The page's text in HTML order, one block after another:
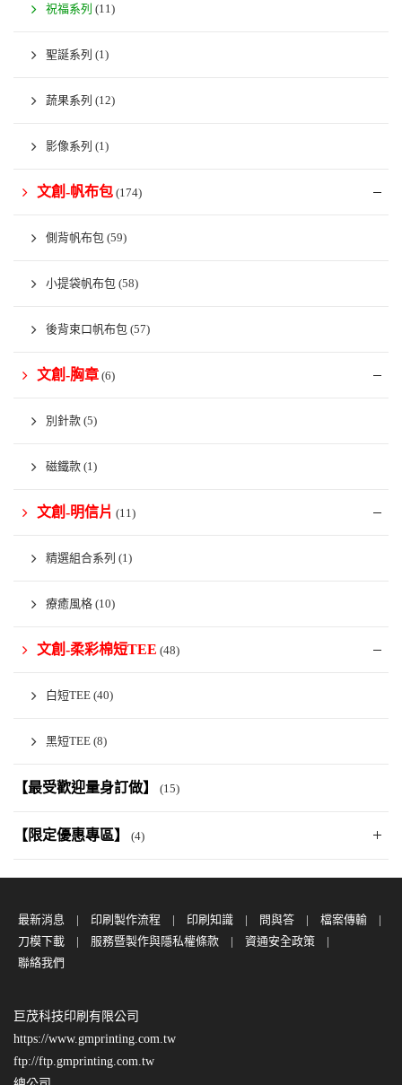
祝福系列 (11)
聖誕系列 (1)
蔬果系列 (12)
影像系列 (1)
文創-帆布包 (174)
側背帆布包 (59)
小提袋帆布包 (58)
後背束口帆布包 (57)
文創-胸章 (6)
別針款 (5)
磁鐵款 (1)
文創-明信片 (11)
精選組合系列 (1)
療癒風格 (10)
文創-柔彩棉短TEE (48)
白短TEE (40)
黑短TEE (8)
【最受歡迎量身訂做】 (15)
【限定優惠專區】 (4)
最新消息 印刷製作流程 印刷知識 問與答
檔案傳輸
刀模下載
服務暨製作與隱私權條款
資通安全政策
聯絡我們
巨茂科技印刷有限公司
https://www.gmprinting.com.tw
ftp://ftp.gmprinting.com.tw